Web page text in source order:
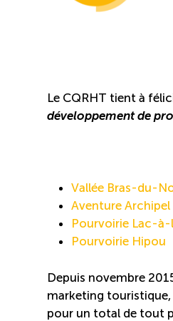
Le CQRHT tient à
développement de
Vallée Bras-du-
Aventure Archipel
Pourvoirie Lac-
Pourvoirie Hipou
Depuis novembre
marketing
pour un total de tout